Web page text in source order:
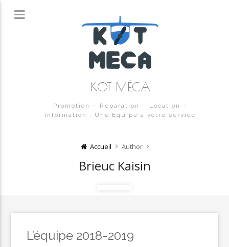
KOT MÉCA
Promotion – Réparation – Location –
Information : Une Equipe à votre service
Accueil Author
Brieuc Kaisin
L’équipe 2018-2019